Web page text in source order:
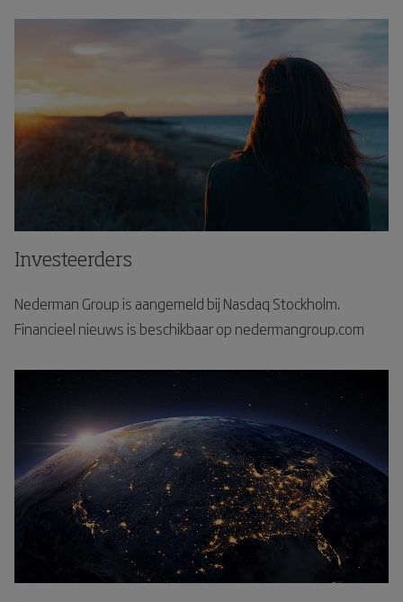
Investeerders
Nederman Group is aangemeld bij Nasdaq Stockholm.
Financieel nieuws is beschikbaar op nedermangroup.com